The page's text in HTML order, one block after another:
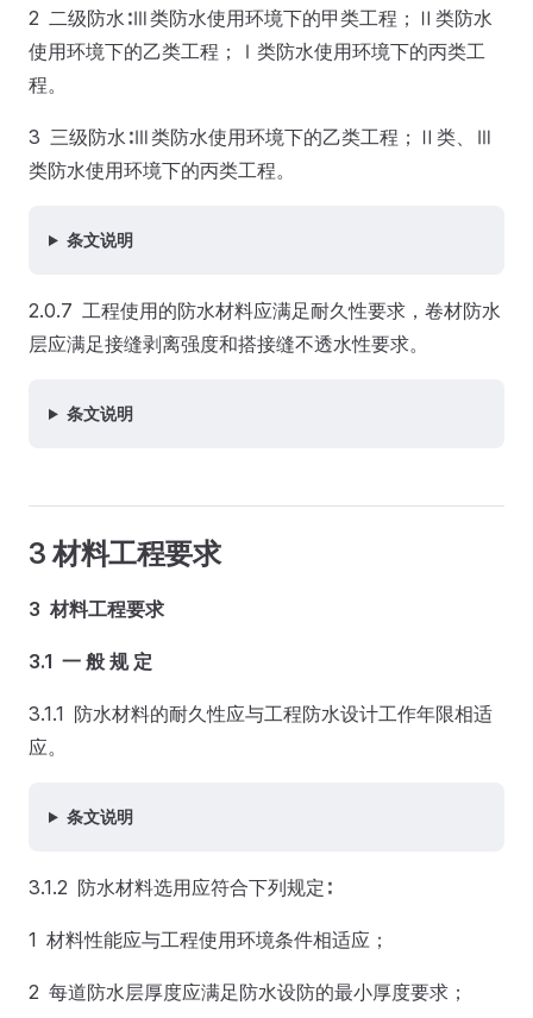
2 二级防水∶Ⅲ类防水使用环境下的甲类工程；Ⅱ类防水
使用环境下的乙类工程；Ⅰ类防水使用环境下的丙类工
程。
3 三级防水∶Ⅲ类防水使用环境下的乙类工程；Ⅱ类、Ⅲ
类防水使用环境下的丙类工程。
条文说明
2.0.7 工程使用的防水材料应满足耐久性要求，卷材防水
层应满足接缝剥离强度和搭接缝不透水性要求。
条文说明
3 材料工程要求
3 材料工程要求
3.1 一 般 规 定
3.1.1 防水材料的耐久性应与工程防水设计工作年限相适
应。
条文说明
3.1.2 防水材料选用应符合下列规定∶
1 材料性能应与工程使用环境条件相适应；
2 每道防水层厚度应满足防水设防的最小厚度要求；